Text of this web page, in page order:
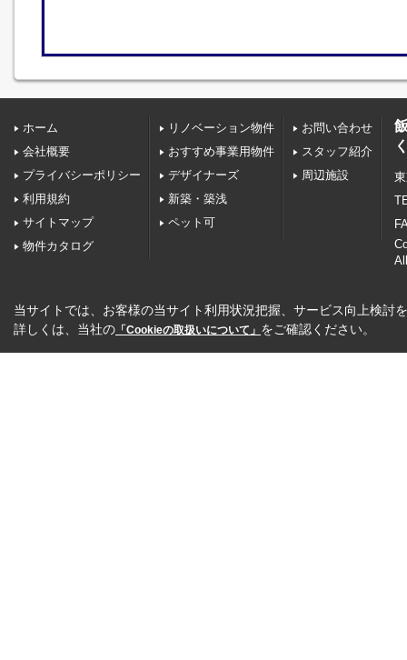
ホーム
会社概要
プライバシーポリシー
利用規約
サイトマップ
物件カタログ
リノベーション物件
おすすめ事業用物件
デザイナーズ
新築・築浅
ペット可
お問い合わせ
スタッフ紹介
周辺施設
当サイトでは、お客様の当サイト利用状況把握、サービス向上検討
詳しくは、当社の 「Cookieの取扱いについて」 をご確認ください。